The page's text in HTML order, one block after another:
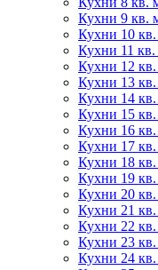
Кухни 9 кв.
Кухни 10
Кухни 11
Кухни 12
Кухни 13
Кухни 14
Кухни 15
Кухни 16
Кухни 17
Кухни 18
Кухни 19
Кухни 20
Кухни 21
Кухни 22
Кухни 23
Кухни 24